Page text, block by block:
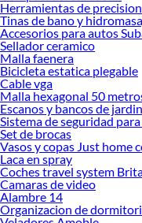
Herramientas de precision
Tinas de bano y
Accesorios para autos
Sellador ceramico
Malla faenera
Bicicleta estatica plegable
Cable vga
Malla hexagonal 50
Escanos y bancos de
Sistema de seguridad
Set de brocas
Vasos y copas Just home
Laca en spray
Coches travel system
Camaras de video
Alambre 14
Organizacion de